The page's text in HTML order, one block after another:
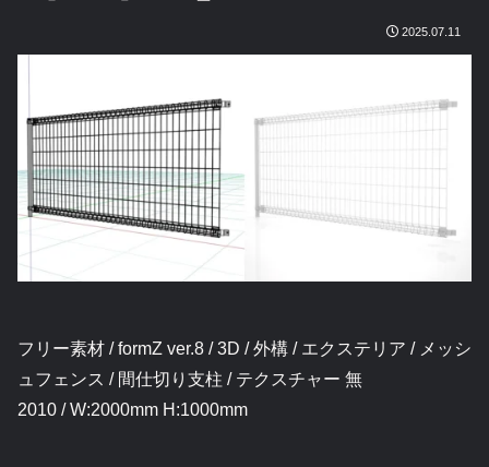
2025.07.11
フリー素材 / formZ ver.8 / 3D / 外構 / エクステリア / メッシ
ュフェンス / 間仕切り支柱 / テクスチャー 無
2010 / W:2000mm H:1000mm